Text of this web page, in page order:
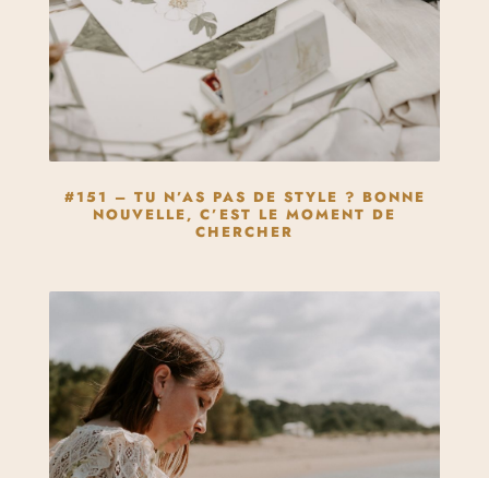
#151 – TU N’AS PAS DE STYLE ? BONNE
NOUVELLE, C’EST LE MOMENT DE
CHERCHER